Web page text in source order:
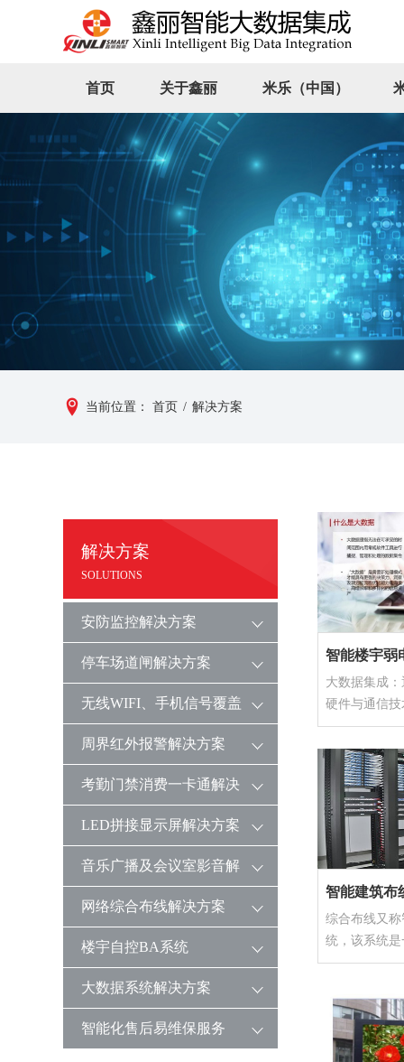
首页 关于鑫丽 米乐（中国）
当前位置： 首页 / 解决方案
解决方案
SOLUTIONS
安防监控解决方案
停车场道闸解决方案
无线WIFI、手机信号覆盖
解决方案
周界红外报警解决方案
考勤门禁消费一卡通解决
方案
LED拼接显示屏解决方案
音乐广播及会议室影音解
决方案
网络综合布线解决方案
楼宇自控BA系统
大数据系统解决方案
智能化售后易维保服务
智能楼宇弱
大数据集成
硬件与通信
解决信息处
的各个部分
的系统，集
之间能彼此
作，以发挥
优化的目的。
大数据按照
入、数据处
可视化等。
所以大数据
相关的子系
智能建筑布
综合布线又
统，该系统
全系列产品
化、电力、
结合起来。
设计，以实